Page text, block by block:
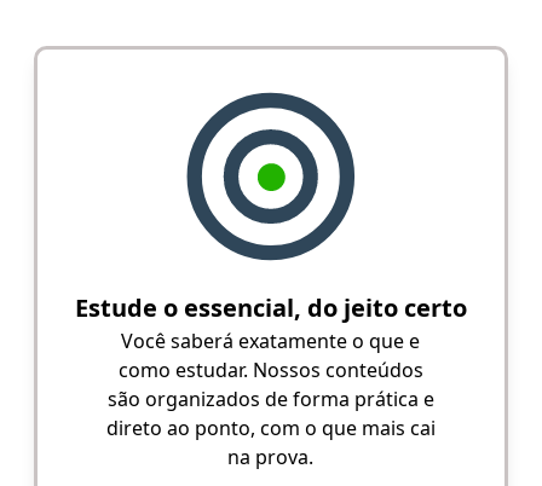
Estude o essencial, do jeito certo
Você saberá exatamente o que e
como estudar. Nossos conteúdos
são organizados de forma prática e
direto ao ponto, com o que mais cai
na prova.